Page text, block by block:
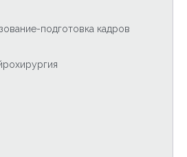
подготовка кадров